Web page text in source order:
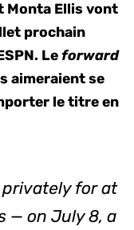
Monta Ellis vont
prochain
Leforward
aimeraient se
le titre en
privately for at
— on July 8, a